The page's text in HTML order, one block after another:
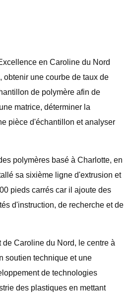
en Caroline du Nord
obtenir une courbe de taux de
de polymère afin de
matrice, déterminer la
pièce d'échantillon et analyser
polymères basé à Charlotte, en
sa sixième ligne d'extrusion et
pieds carrés car il ajoute des
d'instruction, de recherche et de
de Caroline du Nord, le centre à
soutien technique et une
de technologies
des plastiques en mettant